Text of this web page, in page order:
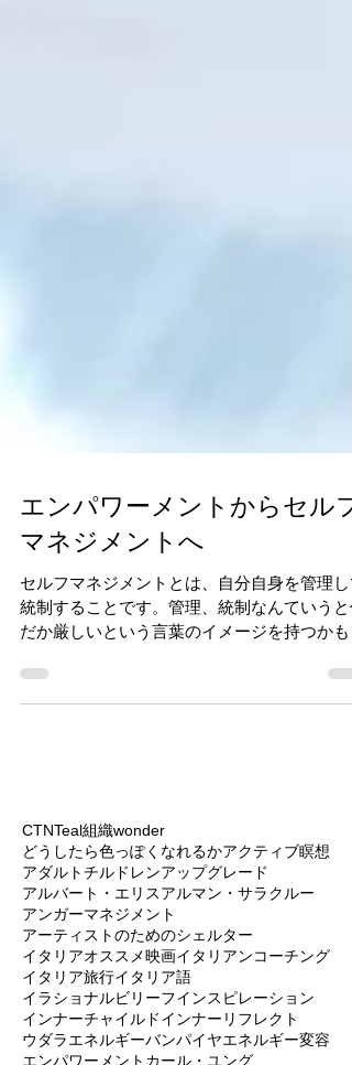
エンパワーメントからセルフ
マネジメントへ
セルフマネジメントとは、自分自身を管理し
統制することです。管理、統制なんていうと
だか厳しいという言葉のイメージを持つかも
CTNTeal組織
wonder
どうしたら色っぽくなれるか
アクティブ瞑想
アダルトチルドレン
アップグレード
アルバート・エリス アルマン・サラクルー
アンガーマネジメント
アーティストのためのシェルター
イタリアオススメ映画 イタリアンコーチング
イタリア旅行
イタリア語
イラショナルビリーフ
インスピレーション
インナーチャイルド
インナーリフレクト